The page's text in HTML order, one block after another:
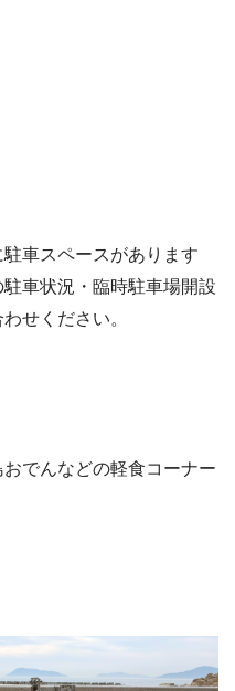
車スペースがあります
車状況・臨時駐車場開設
せください。
でんなどの軽食コーナー